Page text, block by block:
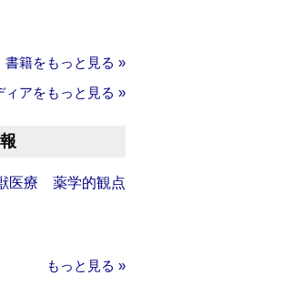
書籍をもっと見る »
ィアをもっと見る »
医療 薬学的観点
もっと見る »